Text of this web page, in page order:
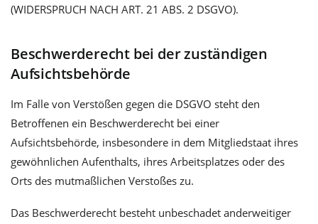
(WIDERSPRUCH NACH ART. 21 ABS. 2 DSGVO).
Beschwerderecht bei der zuständigen
Aufsichtsbehörde
Im Falle von Verstößen gegen die DSGVO steht den
Betroffenen ein Beschwerderecht bei einer
Aufsichtsbehörde, insbesondere in dem Mitgliedstaat ihres
gewöhnlichen Aufenthalts, ihres Arbeitsplatzes oder des
Orts des mutmaßlichen Verstoßes zu.
Das Beschwerderecht besteht unbeschadet anderweitiger